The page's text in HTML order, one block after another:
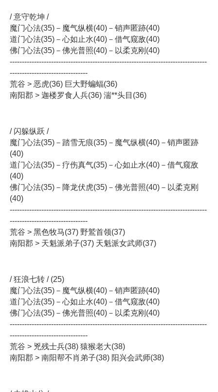
/ 意守乾坤 /
魔门心法(35)－魔气纵横(40)－销声匿跡(40)
道门心法(35)－心如止水(40)－借气窥敌(40)
佛门心法(35)－佛光普照(40)－以柔克刚(40)
---------------------------------------------------------------------------------
--------------------------------
荒谷 > 恶虎(36) 巨大野蝙蝠(36)
南阳郡 > 迦楼罗食人兵(36) 湍**头目(36)
/ 闪躲纵跃 /
魔门心法(35)－踏雪无痕(35)－魔气纵横(40)－销声匿跡
(40)
道门心法(35)－疗伤真气(35)－心如止水(40)－借气窥敌
(40)
佛门心法(35)－降龙伏虎(35)－佛光普照(40)－以柔克刚
(40)
---------------------------------------------------------------------------------
--------------------------------
荒谷 > 黑色牧马(37) 野鷲首领(37)
南阳郡 > 天魁派弟子(37) 天魁派女武师(37)
/ 狂浪七转 / (25)
魔门心法(35)－魔气纵横(40)－销声匿跡(40)
道门心法(35)－心如止水(40)－借气窥敌(40)
佛门心法(35)－佛光普照(40)－以柔克刚(40)
---------------------------------------------------------------------------------
--------------------------------
荒谷 > 兇残士兵(38) 猿猴老大(38)
南阳郡 > 南阳帮不肖弟子(38) 阳兴会武师(38)